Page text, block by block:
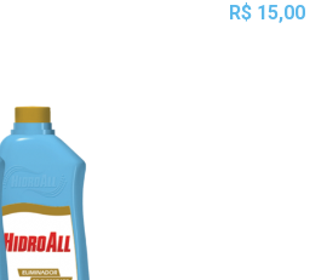
R$ 15,00